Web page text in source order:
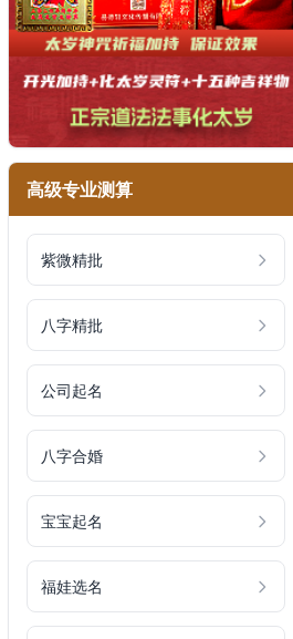
高级专业测算
紫微精批
八字精批
公司起名
八字合婚
宝宝起名
福娃选名